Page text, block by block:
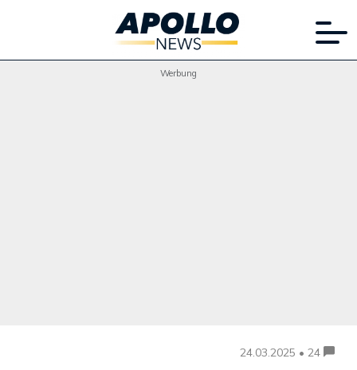
Werbung
24.03.2025 • 24